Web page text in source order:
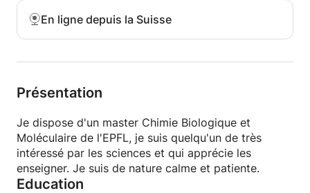
Vous avez toujours eu des problèmes avec les
sciences? On vous a fait croire que les sciences
étaient "obscures" et qu'elles n'étaient pas faites
à développer votre intuition scientifique dans un
cours qui privilégiera la compréhension à
l'apprentissage par coeur. (Preuves, exemples ect.)
En ligne depuis la Suisse
Présentation
Je dispose d'un master Chimie Biologique et
Moléculaire de l'EPFL, je suis quelqu'un de très
intéressé par les sciences et qui apprécie les
enseigner. Je suis de nature calme et patiente.
Education